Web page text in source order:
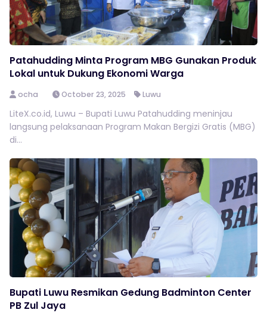
Patahudding Minta Program MBG Gunakan Produk
Lokal untuk Dukung Ekonomi Warga
ocha October 23, 2025 Luwu
LiteX.co.id, Luwu – Bupati Luwu Patahudding meninjau
langsung pelaksanaan Program Makan Bergizi Gratis (MBG)
di...
Bupati Luwu Resmikan Gedung Badminton Center
PB Zul Jaya